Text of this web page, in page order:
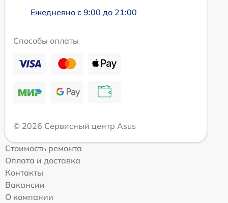
Ежедневно с 9:00 до 21:00
Способы оплаты
© 2026 Сервисный центр Asus
Стоимость ремонта
Оплата и доставка
Контакты
Вакансии
О компании